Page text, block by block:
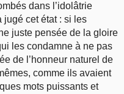
dans l’idolâtrie
jugé cet état : si les
juste pensée de la gloire
les condamne à ne pas
de l’honneur naturel de
comme ils avaient
mots puissants et